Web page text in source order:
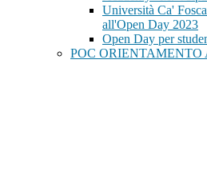
Università Ca'
all'Open Day 2023
Open Day per
POC ORIENTAMENTO